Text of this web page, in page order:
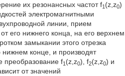
их резонансных частот f1 (z,z0)
электромагнитными
линии, прием
его нижнего конца, на его верхнем
замыкании этого отрезка
нижнем конце, и производят
преобразование f1 (z,z0), f2(z,z0) и
от значений